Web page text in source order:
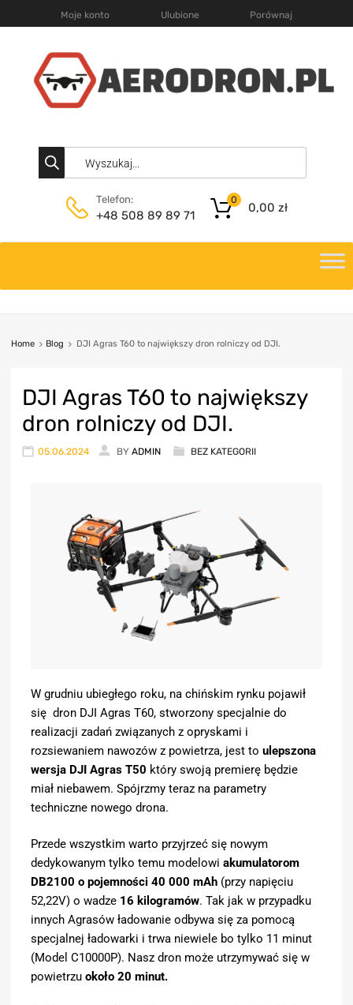
Moje konto Ulubione Porównaj
Telefon:
+48 508 89 89 71
0,00 zł
0
Home Blog DJI Agras T60 to największy dron rolniczy od DJI.
DJI Agras T60 to największy
dron rolniczy od DJI.
05.06.2024 BY ADMIN BEZ KATEGORII
W grudniu ubiegłego roku, na chińskim rynku pojawił
się dron DJI Agras T60, stworzony specjalnie do
realizacji zadań związanych z opryskami i
rozsiewaniem nawozów z powietrza, jest to ulepszona
wersja DJI Agras T50 który swoją premierę będzie
miał niebawem. Spójrzmy teraz na parametry
techniczne nowego drona.
Przede wszystkim warto przyjrzeć się nowym
dedykowanym tylko temu modelowi akumulatorom
DB2100 o pojemności 40 000 mAh(przy napięciu
52,22V) o wadze 16 kilogramów. Tak jak w przypadku
innych Agrasów ładowanie odbywa się za pomocą
specjalnej ładowarki i trwa niewiele bo tylko 11 minut
(Model C10000P). Nasz dron może utrzymywać się w
powietrzu około 20 minut.